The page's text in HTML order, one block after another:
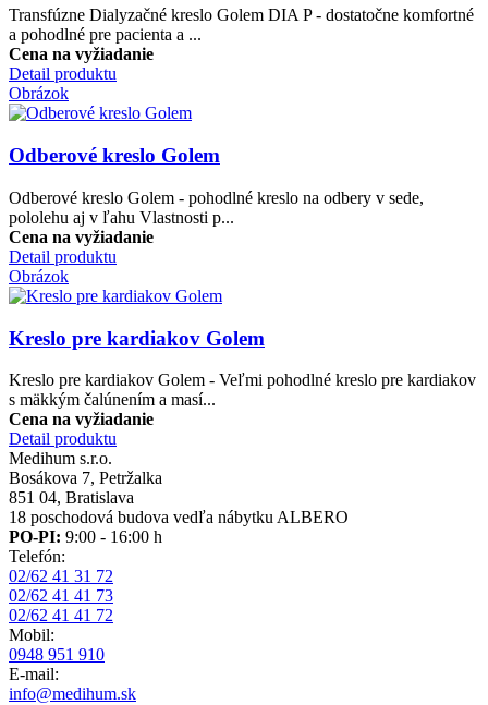
Transfúzne Dialyzačné kreslo Golem DIA P - dostatočne komfortné
a pohodlné pre pacienta a ...
Cena na vyžiadanie
Detail produktu
Obrázok
Odberové kreslo Golem
Odberové kreslo Golem - pohodlné kreslo na odbery v sede,
pololehu aj v ľahu Vlastnosti p...
Cena na vyžiadanie
Detail produktu
Obrázok
Kreslo pre kardiakov Golem
Kreslo pre kardiakov Golem - Veľmi pohodlné kreslo pre kardiakov
s mäkkým čalúnením a masí...
Cena na vyžiadanie
Detail produktu
Medihum s.r.o.
Bosákova 7, Petržalka
851 04, Bratislava
18 poschodová budova vedľa nábytku ALBERO
PO-PI: 9:00 - 16:00 h
Telefón:
02/62 41 31 72
02/62 41 41 73
02/62 41 41 72
Mobil:
0948 951 910
E-mail:
info@medihum.sk